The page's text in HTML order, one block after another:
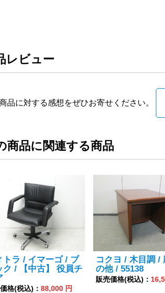
レビュー
品に対する感想をぜひお寄せください。
商品に関連する商品
トラ / イマーゴ / ブ
ク / 【中古】 役員チ
格(税込)： 88,000 円
コクヨ / 木目調 /
の他 / 55138
販売価格(税込)：